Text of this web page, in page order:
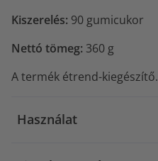
Kiszerelés: 90 gumicukor
Nettó tömeg: 360 g
A termék étrend-kiegészítő.
Használat